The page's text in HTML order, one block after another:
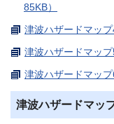
85KB）
津波ハザードマッ
津波ハザードマッ
津波ハザードマッ
津波ハザードマッ